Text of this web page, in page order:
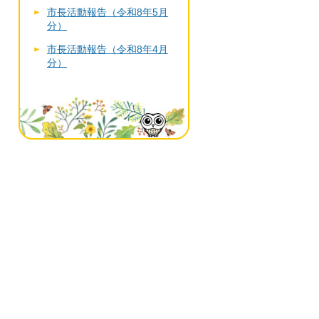
市長活動報告（令和8年5月
分）
市長活動報告（令和8年4月
分）